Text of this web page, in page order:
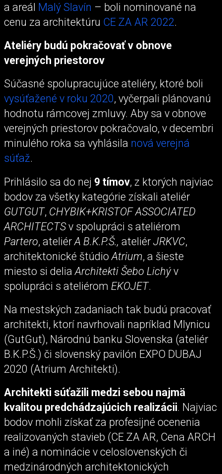
a areál Malý Slavín – boli nominované na
cenu za architektúru CE ZA AR 2022.
Ateliéry budú pokračovať v obnove
verejných priestorov
Súčasné spolupracujúce ateliéry, ktoré boli
vysúťažené v roku 2020, vyčerpali plánovanú
hodnotu rámcovej zmluvy. Aby sa v obnove
verejných priestorov pokračovalo, v decembri
minulého roka sa vyhlásila nová verejná
súťaž.
Prihlásilo sa do nej 9 tímov, z ktorých najviac
bodov za všetky kategórie získali ateliér
GUTGUT, CHYBIK+KRISTOF ASSOCIATED
ARCHITECTSv spolupráci s ateliérom
Partero, ateliér A B.K.P.Š., ateliér JRKVC,
architektonické štúdio Atrium, a šieste
miesto si delia Architekti Šebo Lichýv
spolupráci s ateliérom EKOJET.
Na mestských zadaniach tak budú pracovať
architekti, ktorí navrhovali napríklad Mlynicu
(GutGut), Národnú banku Slovenska (ateliér
B.K.P.Š.) či slovenský pavilón EXPO DUBAJ
2020 (Atrium Architekti).
Architekti súťažili medzi sebou najmä
kvalitou predchádzajúcich realizácii. Najviac
bodov mohli získať za profesijné ocenenia
realizovaných stavieb (CE ZA AR, Cena ARCH
a iné) a nominácie v celoslovenských či
medzinárodných architektonických